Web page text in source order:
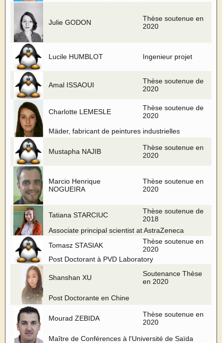
Julie GODON
Thèse soutenue en
2020
Lucile HUMBLOT Ingenieur projet
Amal ISSAOUI
Thèse soutenue de
2020
Charlotte LEMESLE
Thèse soutenue de
2020
Mäder, fabricant de peintures industrielles
Mustapha NAJIB
Thèse soutenue en
2020
Marcio Henrique
NOGUEIRA
Thèse soutenue en
2020
Tatiana STARCIUC
Thèse soutenue de
2018
Associate principal scientist at AstraZeneca
Tomasz STASIAK
Thèse soutenue en
2020
Post Doctorant à PVD Laboratory
Shanshan XU
Soutenance Thèse
en 2020
Post Doctorante en Chine
Mourad ZEBIDA
Thèse soutenue en
2020
Maître de Conférences à l'Université de Saïda